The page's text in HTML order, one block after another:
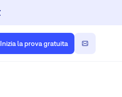
Inizia la prova gratuita